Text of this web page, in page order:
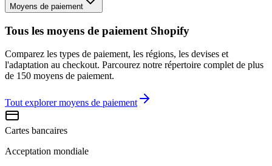
Moyens de paiement
Tous les moyens de paiement Shopify
Comparez les types de paiement, les régions, les devises et
l'adaptation au checkout. Parcourez notre répertoire complet de plus
de 150 moyens de paiement.
Tout explorer moyens de paiement
Cartes bancaires
Acceptation mondiale